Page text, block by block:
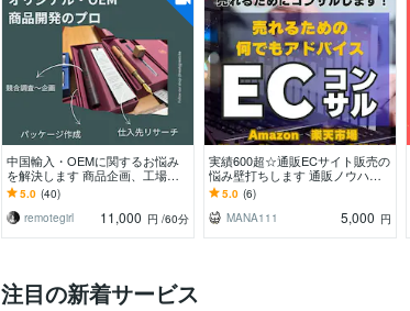
中国輸入・OEMに関するお悩み
を解決します 商品企画、工場交
渉、品質改善、フェーズに合わせ
たアドバイス
5.0 (40)
remotegirl
11,000 円 /60分
実績600超☆通販ECサイト販売の
悩み壁打ちします 通販ノウハウ
を活かして売上アップや集客アッ
プをサポートします
5.0 (6)
MANA111
5,000 円
注目の新着サービス